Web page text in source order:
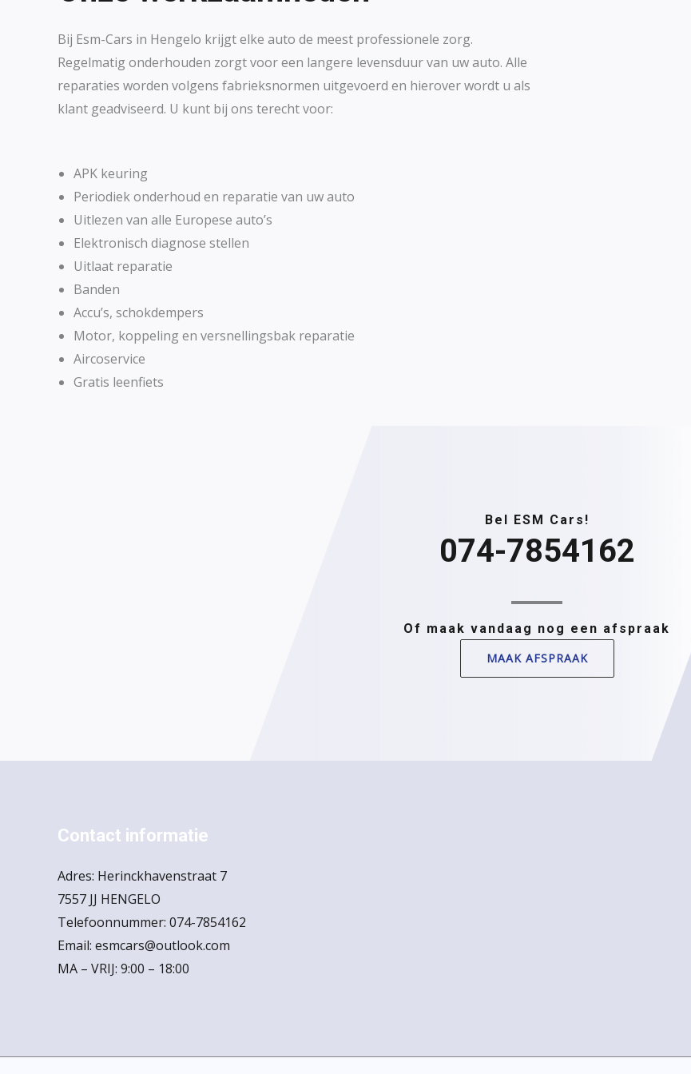
Bij Esm-Cars in Hengelo krijgt elke auto de meest professionele zorg.
Regelmatig onderhouden zorgt voor een langere levensduur van uw auto. Alle
reparaties worden volgens fabrieksnormen uitgevoerd en hierover wordt u als
klant geadviseerd. U kunt bij ons terecht voor:
APK keuring
Periodiek onderhoud en reparatie van uw auto
Uitlezen van alle Europese auto’s
Elektronisch diagnose stellen
Uitlaat reparatie
Banden
Accu’s, schokdempers
Motor, koppeling en versnellingsbak reparatie
Aircoservice
Gratis leenfiets
Bel ESM Cars!
074-7854162
Of maak vandaag nog een afspraak
MAAK AFSPRAAK
Contact informatie
Adres: Herinckhavenstraat 7
7557 JJ HENGELO
Telefoonnummer: 074-7854162
Email: esmcars@outlook.com
MA – VRIJ: 9:00 – 18:00